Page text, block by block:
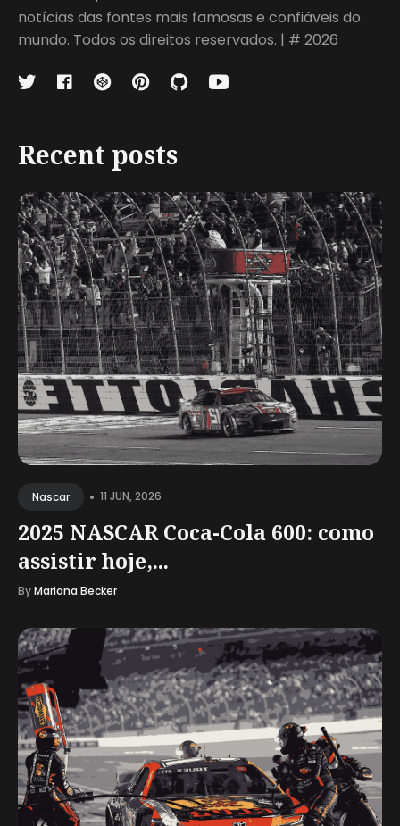
notícias das fontes mais famosas e confiáveis do
mundo. Todos os direitos reservados. | # 2026
Recent posts
Nascar • 11 JUN, 2026
2025 NASCAR Coca-Cola 600: como
assistir hoje,...
ByMariana Becker